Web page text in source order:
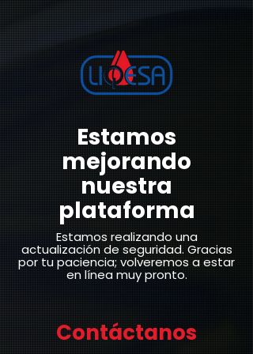
Estamos
mejorando
nuestra
plataforma
Estamos realizando una
actualización de seguridad. Gracias
por tu paciencia; volveremos a estar
en línea muy pronto.
Contáctanos